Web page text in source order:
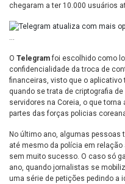
chegaram a ter 10.000 usuários
O Telegramfoi escolhido como
confidencialidade da troca de
financeiras, visto que o
quando se trata de criptografia
servidores na Coreia, o que
partes das forças policias
No último ano, algumas
até mesmo da polícia em
sem muito sucesso. O caso só
ano, quando jornalistas se
uma série de petições pedindo a